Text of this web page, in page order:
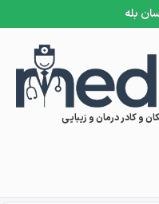
بله
و کادر درمان و زیبایی